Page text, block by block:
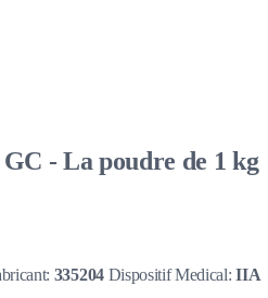
- La poudre de 1 kg
335204 Dispositif Medical:IIA